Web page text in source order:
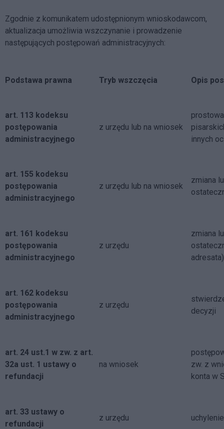
Zgodnie z komunikatem udostępnionym wnioskodawcom,
aktualizacja umożliwia wszczynanie i prowadzenie
następujących postępowań administracyjnych:
Podstawa prawna Tryb wszczęcia Opis
art. 113 kodeksu
postępowania
administracyjnego
z urzędu lub na wniosek
innych
art. 155 kodeksu
postępowania
administracyjnego
z urzędu lub na wniosek
zmiana
art. 161 kodeksu
postępowania
administracyjnego
z urzędu
zmiana
adresata)
art. 162 kodeksu
postępowania
administracyjnego
z urzędu
decyzji
art. 24 ust.1 w zw. z art.
32a ust. 1 ustawy o
refundacji
na wniosek
zw. z
konta w
art. 33 ustawy o
refundacji
z urzędu